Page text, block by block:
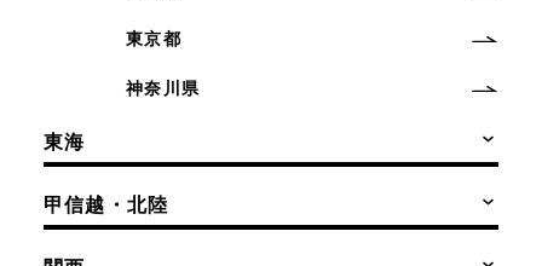
東京都
神奈川県
東海
甲信越・北陸